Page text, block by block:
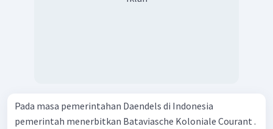
Pada masa pemerintahan Daendels di Indonesia
pemerintah menerbitkan Bataviasche Koloniale Courant .